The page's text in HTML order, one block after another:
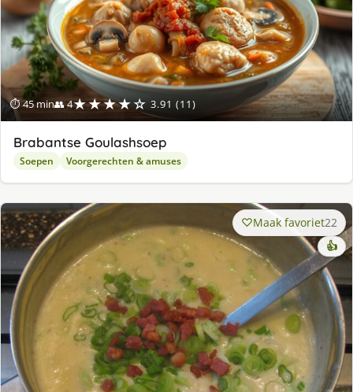
⏱ 45 min👥 4★★★★☆ 3.91 (11)
Brabantse Goulashsoep
Soepen Voorgerechten & amuses
Maak favoriet22
👍